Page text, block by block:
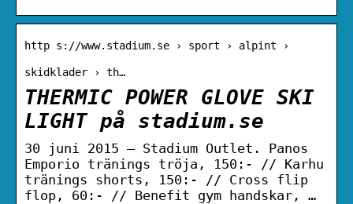
http s://www.stadium.se › sport › alpint ›
skidklader › th…
THERMIC POWER GLOVE SKI
LIGHT på stadium.se
30 juni 2015 — Stadium Outlet. Panos
Emporio tränings tröja, 150:- // Karhu
tränings shorts, 150:- // Cross flip
flop, 60:- // Benefit gym handskar, …